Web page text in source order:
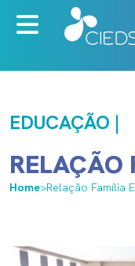
EDUCAÇÃO |
RELAÇÃO
Home>Relação Família